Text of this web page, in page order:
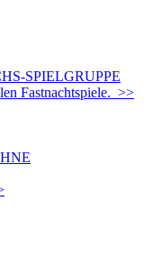
SPIELGRUPPE
Fastnachtspiele. >>